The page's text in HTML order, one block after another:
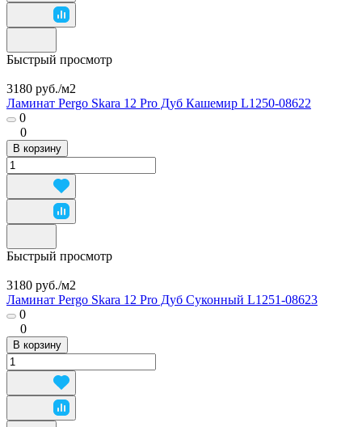
Быстрый просмотр
3180 руб./м2
Ламинат Pergo Skara 12 Pro Дуб Кашемир L1250-08622
0
0
В корзину
Быстрый просмотр
3180 руб./м2
Ламинат Pergo Skara 12 Pro Дуб Суконный L1251-08623
0
0
В корзину